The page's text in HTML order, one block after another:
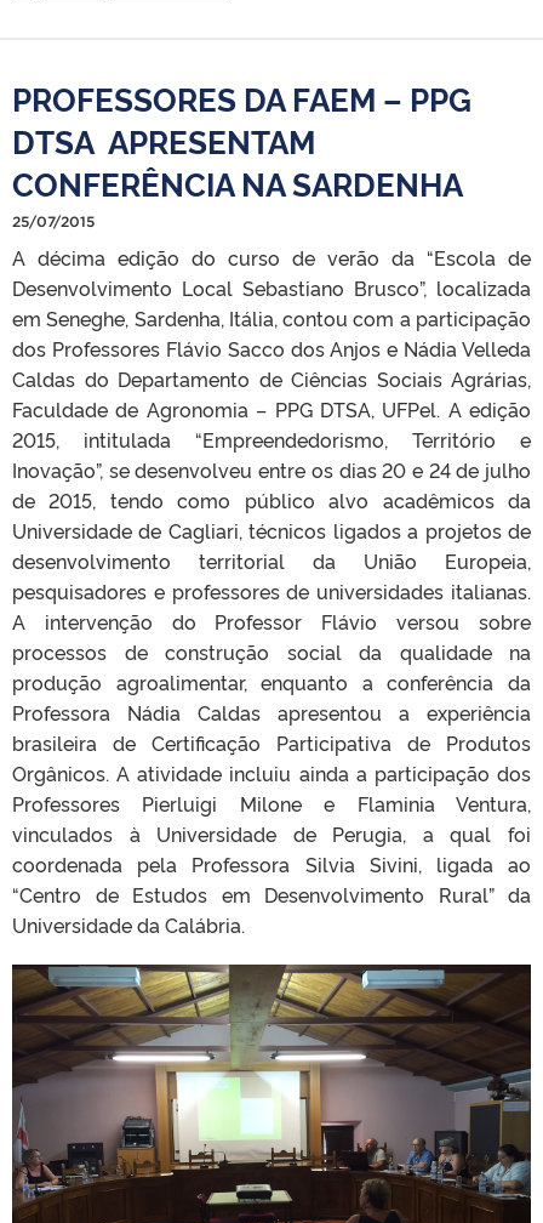
PROFESSORES DA FAEM – PPG
DTSA APRESENTAM
CONFERÊNCIA NA SARDENHA
25/07/2015
A décima edição do curso de verão da “Escola de
Desenvolvimento Local Sebastiano Brusco”, localizada
em Seneghe, Sardenha, Itália, contou com a participação
dos Professores Flávio Sacco dos Anjos e Nádia Velleda
Caldas do Departamento de Ciências Sociais Agrárias,
Faculdade de Agronomia – PPG DTSA, UFPel. A edição
2015, intitulada “Empreendedorismo, Território e
Inovação”, se desenvolveu entre os dias 20 e 24 de julho
de 2015, tendo como público alvo acadêmicos da
Universidade de Cagliari, técnicos ligados a projetos de
desenvolvimento territorial da União Europeia,
pesquisadores e professores de universidades italianas.
A intervenção do Professor Flávio versou sobre
processos de construção social da qualidade na
produção agroalimentar, enquanto a conferência da
Professora Nádia Caldas apresentou a experiência
brasileira de Certificação Participativa de Produtos
Orgânicos. A atividade incluiu ainda a participação dos
Professores Pierluigi Milone e Flaminia Ventura,
vinculados à Universidade de Perugia, a qual foi
coordenada pela Professora Silvia Sivini, ligada ao
“Centro de Estudos em Desenvolvimento Rural” da
Universidade da Calábria.